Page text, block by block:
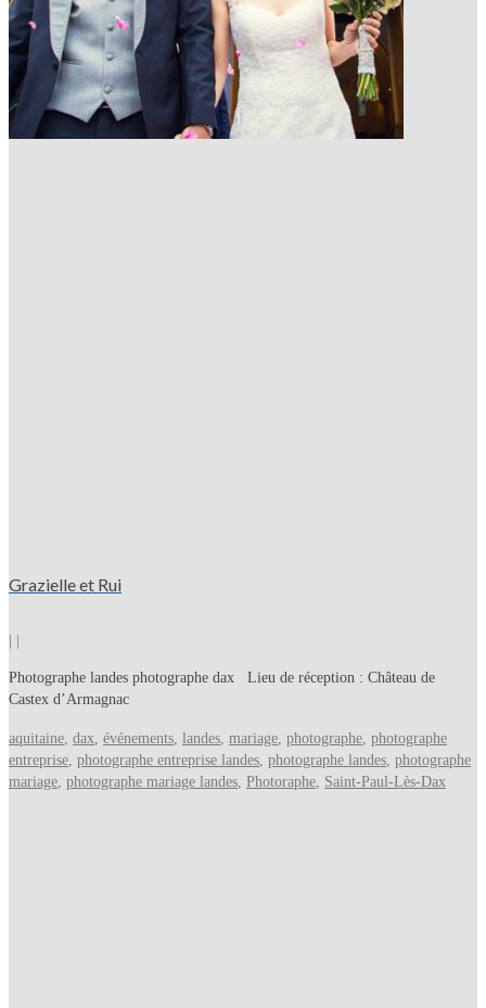
Grazielle et Rui
| |
Photographe landes photographe dax Lieu de réception : Château de
Castex d’Armagnac
aquitaine dax événements landes mariage photographe photographe
entreprise photographe entreprise landes photographe landes photographe
mariage photographe mariage landes Photoraphe Saint-Paul-Lès-Dax